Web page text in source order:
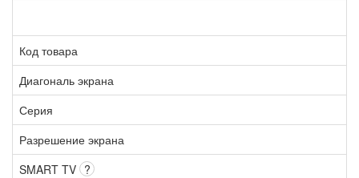
Код товара
Диагональ экрана
Серия
Разрешение экрана
SMART TV ?